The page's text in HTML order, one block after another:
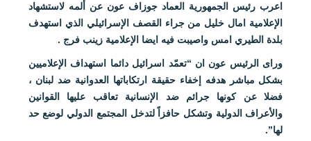
اعرب رئيس الجمهورية العماد جوزاف عون عن ألمه لاستشهاد
الإعلامية امال خليل من جراء القصف الإسرائيلي الذي استهدف
بلدة الطيري امس واصيبت فيه ايضا الإعلامية زينب فرج .
وراى الرئيس عون ان “تعمّد اسرائيل دائما استهداف الإعلاميين
بشكل مباشر هدفه إخفاء حقيقة ارتكاباتها العدوانية ضد لبنان ،
فضلا عن كونها جرائم ضد الإنسانية تعاقب عليها القوانين
والأعراف الدولية وتشكل حافزاً لتدخل المجتمع الدولي لوضع حد
لها”.